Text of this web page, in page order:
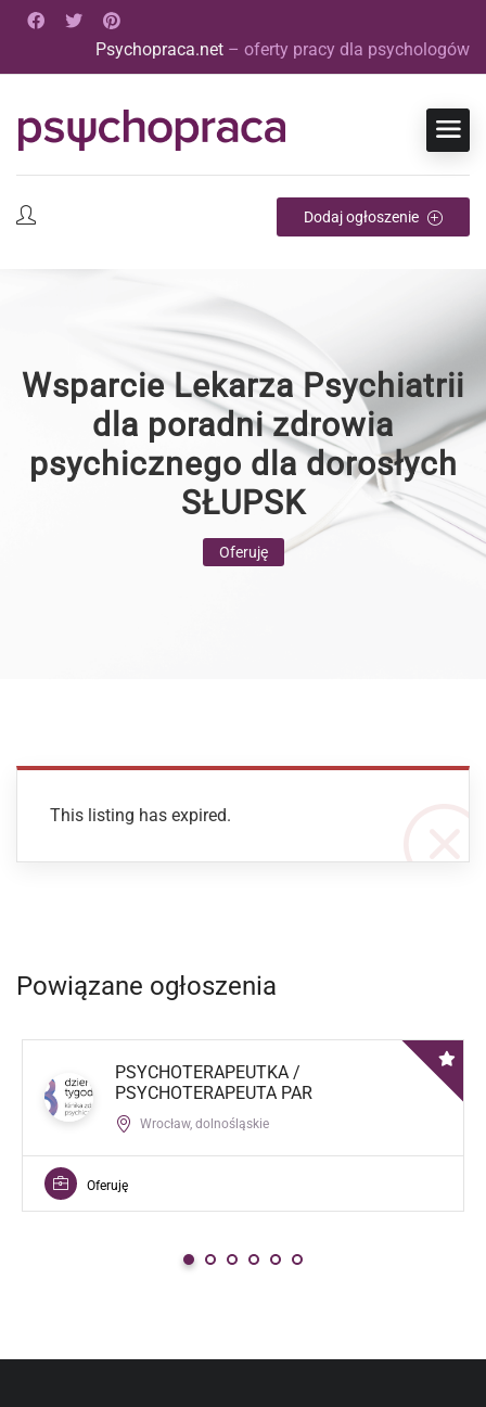
Psychopraca.net – oferty pracy dla psychologów
Dodaj ogłoszenie
Wsparcie Lekarza Psychiatrii
dla poradni zdrowia
psychicznego dla dorosłych
SŁUPSK
Oferuję
This listing has expired.
Powiązane ogłoszenia
PSYCHOTERAPEUTKA /
PSYCHOTERAPEUTA PAR
Wrocław, dolnośląskie
Oferuję